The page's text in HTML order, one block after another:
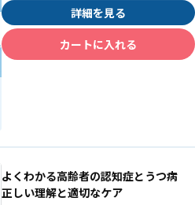
詳細を見る
カートに入れる
よくわかる高齢者の認知症とうつ病
正しい理解と適切なケア